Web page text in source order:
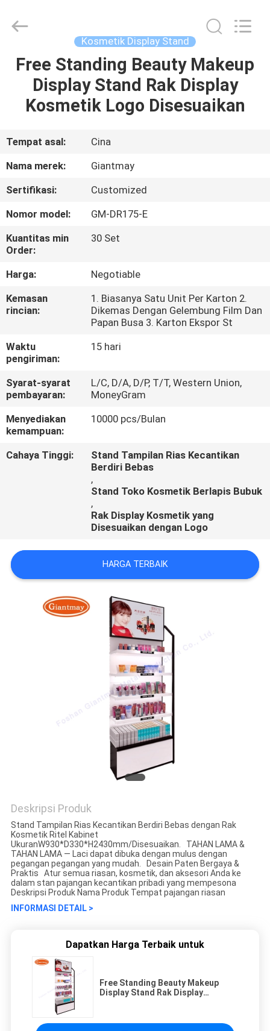
RUMAH
PRODUK
TENTANG
KAMI
TUR
PABRIK
KONTROL
KUALITAS
HUBUNGI
KAMI
BERITA
KASUS
Copyright
fsgiantmay.com.
Kosmetik Display Stand
Free Standing Beauty Makeup
Display Stand Rak Display
Kosmetik Logo Disesuaikan
Tempat asal:
Cina
Nama merek:
Giantmay
Sertifikasi:
Customized
Nomor model:
GM-DR175-E
Kuantitas min
Order:
30 Set
Harga:
Negotiable
Kemasan
rincian:
1. Biasanya Satu Unit Per Karton 2.
Dikemas Dengan Gelembung Film Dan
Papan Busa 3. Karton Ekspor St
Waktu
pengiriman:
15 hari
Syarat-syarat
pembayaran:
L/C, D/A, D/P, T/T, Western Union,
MoneyGram
Menyediakan
kemampuan:
10000 pcs/Bulan
Cahaya Tinggi:
Stand Tampilan Rias Kecantikan
Berdiri Bebas
,
Stand Toko Kosmetik Berlapis Bubuk
,
Rak Display Kosmetik yang
Disesuaikan dengan Logo
HARGA TERBAIK
Deskripsi Produk
Stand Tampilan Rias Kecantikan Berdiri Bebas dengan Rak
Kosmetik Ritel Kabinet
UkuranW930*D330*H2430mm/Disesuaikan. TAHAN LAMA &
TAHAN LAMA — Laci dapat dibuka dengan mulus dengan
pegangan pegangan yang mudah. Desain Paten Bergaya &
Praktis Atur semua riasan, kosmetik, dan aksesori Anda ke
dalam stan pajangan kecantikan pribadi yang mempesona
Deskripsi Produk Nama Produk Tempat pajangan riasan
INFORMASI DETAIL >
Dapatkan Harga Terbaik untuk
Free Standing Beauty Makeup
Display Stand Rak Display